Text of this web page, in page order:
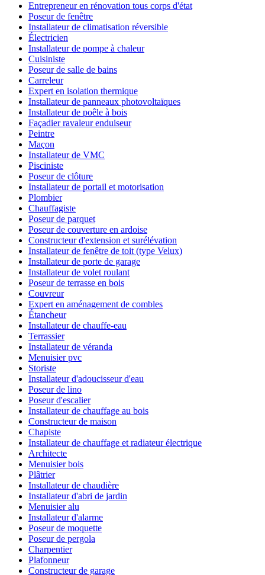
Entrepreneur en rénovation tous corps d'état
Poseur de fenêtre
Installateur de climatisation réversible
Électricien
Installateur de pompe à chaleur
Cuisiniste
Poseur de salle de bains
Carreleur
Expert en isolation thermique
Installateur de panneaux photovoltaïques
Installateur de poêle à bois
Façadier ravaleur enduiseur
Peintre
Maçon
Installateur de VMC
Pisciniste
Poseur de clôture
Installateur de portail et motorisation
Plombier
Chauffagiste
Poseur de parquet
Poseur de couverture en ardoise
Constructeur d'extension et surélévation
Installateur de fenêtre de toit (type Velux)
Installateur de porte de garage
Installateur de volet roulant
Poseur de terrasse en bois
Couvreur
Expert en aménagement de combles
Étancheur
Installateur de chauffe-eau
Terrassier
Installateur de véranda
Menuisier pvc
Storiste
Installateur d'adoucisseur d'eau
Poseur de lino
Poseur d'escalier
Installateur de chauffage au bois
Constructeur de maison
Chapiste
Installateur de chauffage et radiateur électrique
Architecte
Menuisier bois
Plâtrier
Installateur de chaudière
Installateur d'abri de jardin
Menuisier alu
Installateur d'alarme
Poseur de moquette
Poseur de pergola
Charpentier
Plafonneur
Constructeur de garage